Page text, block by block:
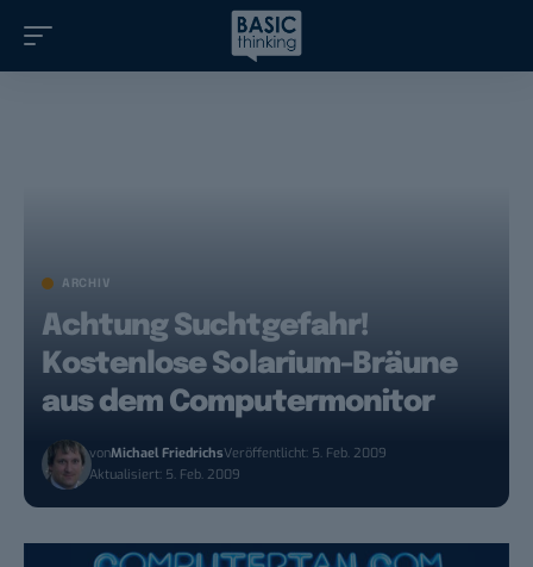
ARCHIV
Achtung Suchtgefahr!
Kostenlose Solarium-Bräune
aus dem Computermonitor
vonMichael FriedrichsVeröffentlicht: 5. Feb. 2009
Aktualisiert: 5. Feb. 2009